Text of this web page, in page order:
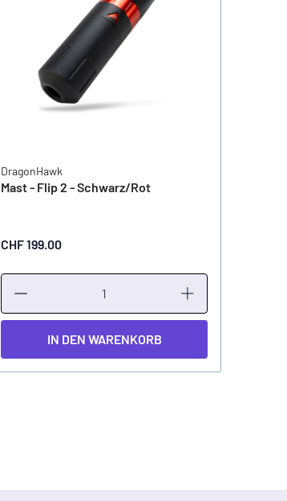
DragonHawk
Mast - Flip 2 - Schwarz/Rot
CHF 199.00
IN DEN WARENKORB